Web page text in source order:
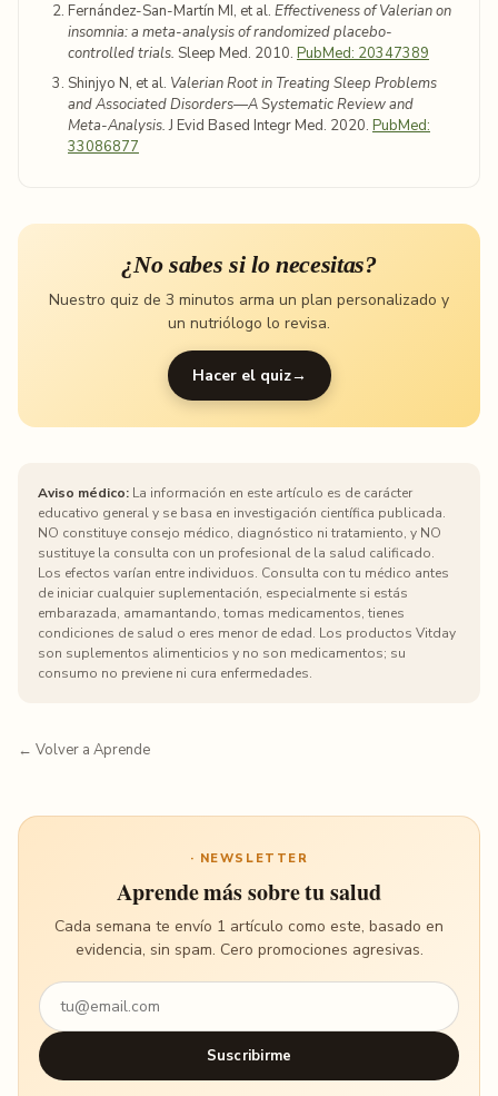
Fernández-San-Martín MI, et al. Effectiveness of Valerian on
insomnia: a meta-analysis of randomized placebo-
controlled trials. Sleep Med. 2010. PubMed: 20347389
Shinjyo N, et al. Valerian Root in Treating Sleep Problems
and Associated Disorders—A Systematic Review and
Meta-Analysis.J Evid Based Integr Med. 2020. PubMed:
33086877
¿No sabes si lo necesitas?
Nuestro quiz de 3 minutos arma un plan personalizado y
un nutriólogo lo revisa.
Hacer el quiz→
Aviso médico: La información en este artículo es de carácter
educativo general y se basa en investigación científica publicada.
NO constituye consejo médico, diagnóstico ni tratamiento, y NO
sustituye la consulta con un profesional de la salud calificado.
Los efectos varían entre individuos. Consulta con tu médico antes
de iniciar cualquier suplementación, especialmente si estás
embarazada, amamantando, tomas medicamentos, tienes
condiciones de salud o eres menor de edad. Los productos Vitday
son suplementos alimenticios y no son medicamentos; su
consumo no previene ni cura enfermedades.
← Volver a Aprende
· NEWSLETTER
Aprende más sobre tu salud
Cada semana te envío 1 artículo como este, basado en
evidencia, sin spam. Cero promociones agresivas.
Suscribirme